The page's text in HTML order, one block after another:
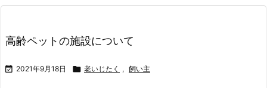
高齢ペットの施設について
 2021年9月18日  老いじたく , 飼い主